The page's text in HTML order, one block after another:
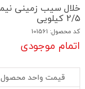
2/5 کیلویی
کد محصول: 101561
اتمام موجودی
قیمت واحد محصول